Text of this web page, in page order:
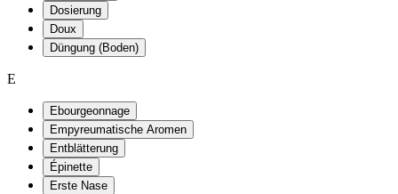
Dosierung
Doux
Düngung (Boden)
E
Ebourgeonnage
Empyreumatische Aromen
Entblätterung
Épinette
Erste Nase